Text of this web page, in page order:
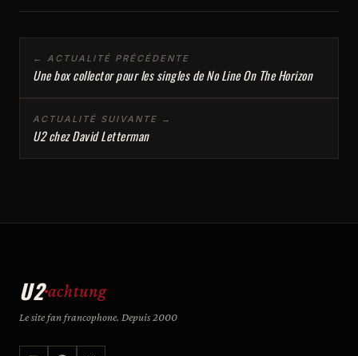
← ACTUALITÉ PRÉCÉDENTE
Une box collector pour les singles de No Line On The Horizon
ACTUALITÉ SUIVANTE →
U2 chez David Letterman
U2achtung
Le site fan francophone. Depuis 2000